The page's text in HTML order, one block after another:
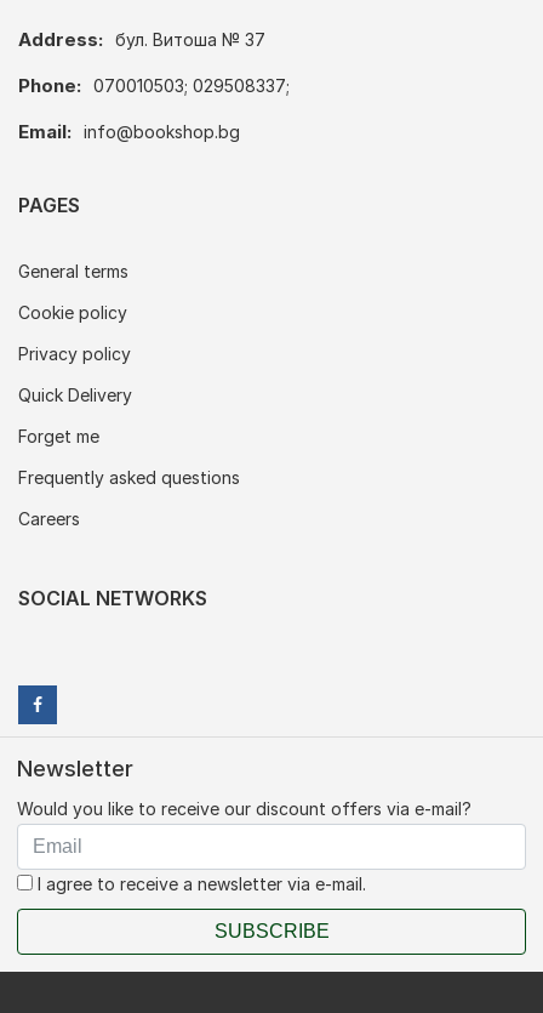
Address: бул. Витоша № 37
Phone: 070010503; 029508337;
Email: info@bookshop.bg
PAGES
General terms
Cookie policy
Privacy policy
Quick Delivery
Forget me
Frequently asked questions
Careers
SOCIAL NETWORKS
Newsletter
Would you like to receive our discount offers via e-mail?
I agree to receive a newsletter via e-mail.
SUBSCRIBE